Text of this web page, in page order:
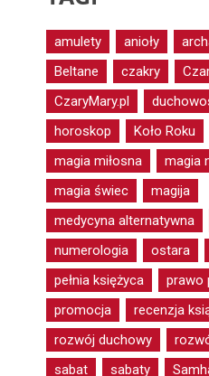
amulety anioły
Beltane
czakry
CzaryMary.pl
horoskop
Koło Roku
magia miłosna
magia
magia świec
magija
medycyna alternatywna
numerologia
ostara
pełnia księżyca
prawo
promocja
recenzja
rozwój duchowy
sabat
sabaty